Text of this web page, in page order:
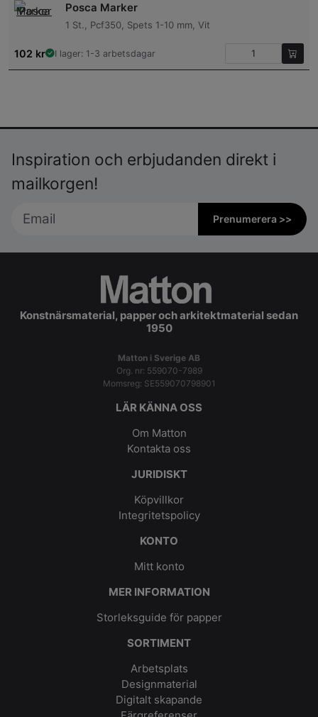
Posca Marker
1 St., Pcf350, Spets 1-10 mm, Vit
102 kr I lager: 1-3 arbetsdagar
Inspiration och erbjudanden direkt i
mailkorgen!
Prenumerera >>
Konstnärsmaterial, papper och arkitektmaterial sedan
1950
Matton i Sverige AB
Org. nr: 559070-7989
Momsreg: SE559070798901
LÄR KÄNNA OSS
Om Matton
Kontakta oss
JURIDISKT
Köpvillkor
Integritetspolicy
KONTO
Mitt konto
MER INFORMATION
Storleksguide för papper
SORTIMENT
Arbetsplats
Designmaterial
Digitalt skapande